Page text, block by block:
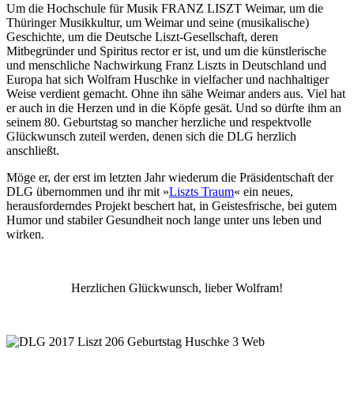
Um die Hochschule für Musik FRANZ LISZT Weimar, um die
Thüringer Musikkultur, um Weimar und seine (musikalische)
Geschichte, um die Deutsche Liszt-Gesellschaft, deren
Mitbegründer und Spiritus rector er ist, und um die künstlerische
und menschliche Nachwirkung Franz Liszts in Deutschland und
Europa hat sich Wolfram Huschke in vielfacher und nachhaltiger
Weise verdient gemacht. Ohne ihn sähe Weimar anders aus. Viel hat
er auch in die Herzen und in die Köpfe gesät. Und so dürfte ihm an
seinem 80. Geburtstag so mancher herzliche und respektvolle
Glückwunsch zuteil werden, denen sich die DLG herzlich
anschließt.
Möge er, der erst im letzten Jahr wiederum die Präsidentschaft der
DLG übernommen und ihr mit »Liszts Traum« ein neues,
herausforderndes Projekt beschert hat, in Geistesfrische, bei gutem
Humor und stabiler Gesundheit noch lange unter uns leben und
wirken.
Herzlichen Glückwunsch, lieber Wolfram!